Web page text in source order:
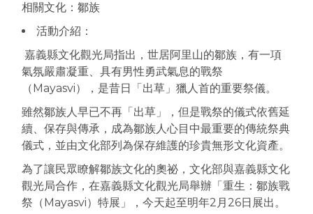
相關文化：鄒族
活動介紹：
嘉義縣文化觀光局指出，世居阿里山的鄒族，有一項
氣氛嚴肅凝重、具有男性勇武氣息的戰祭
（Mayasvi），是昔日「出草」獵人首的重要祭儀。
雖然鄒族人早已不再「出草」，但是戰祭的儀式依舊延
續、保存與傳承，成為鄒族人心目中最重要的傳統祭典
儀式，並由文化部列為保存維護的珍貴無形文化資產。
為了讓民眾瞭解鄒族文化的奧祕，文化部與嘉義縣文化
觀光局合作，在嘉義縣文化觀光局舉辦「重生：鄒族戰
祭（Mayasvi）特展」，今天起至明年2月26日展出。